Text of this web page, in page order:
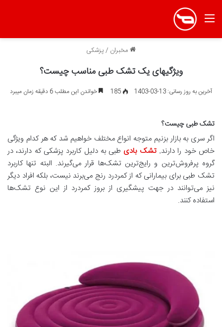
منو
مخبران /پزشکی
ویژگیهای یک تشک طبی مناسب چیست؟
آخرین به روز رسانی: 13-03-1403 185 خواندن این مطلب 6 دقیقه زمان میبرد
تشک طبی چیست؟
اگر سری به بازار بزنیم متوجه انواع مختلف خواهیم شد که هر کدام ویژگی
خاص خود را دارند. تشک بادی طبی به دلیل کاربرد پزشکی که دارند، در
گروه پرفروش‌ترین و رایج‌ترین تشک‌ها قرار می‌گیرند. البته تنها کاربرد
تشک طبی برای بیمارانی که از کمردرد رنج می‌برند نیست، بلکه افراد دیگر
نیز می‌توانند در جهت پیشگیری از بروز کمردرد از این نوع تشک‌ها
استفاده کنند.